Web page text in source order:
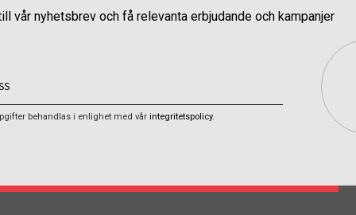
vår nyhetsbrev och få relevanta erbjudande och kampanjer
behandlas i enlighet med vår integritetspolicy.